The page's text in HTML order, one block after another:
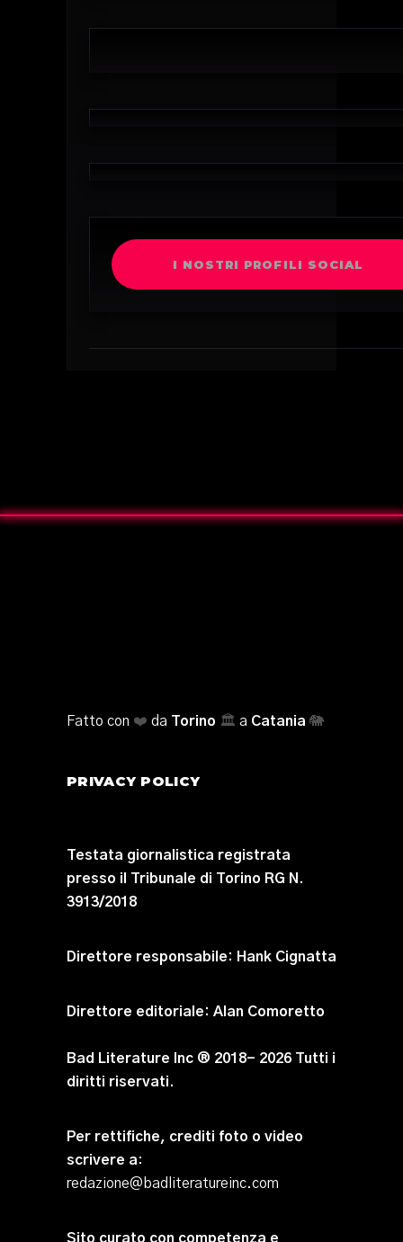
I NOSTRI PROFILI SOCIAL
Fatto con ❤️ da Torino 🏛️ a Catania 🐘
PRIVACY POLICY
Testata giornalistica registrata
presso il Tribunale di Torino RG N.
3913/2018
Direttore responsabile: Hank Cignatta
Direttore editoriale: Alan Comoretto
Bad Literature Inc ® 2018- 2026 Tutti i
diritti riservati.
Per rettifiche, crediti foto o video
scrivere a:
redazione@badliteratureinc.com
Sito curato con competenza e